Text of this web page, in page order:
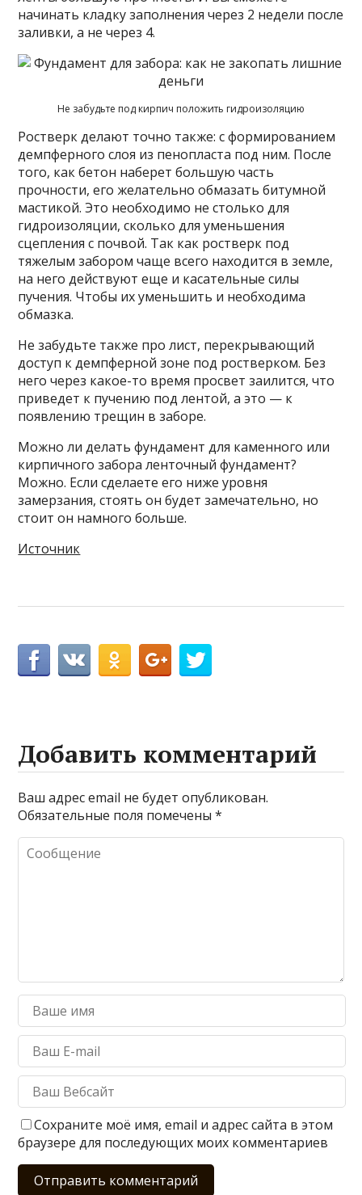
начинать кладку заполнения через 2 недели после
заливки, а не через 4.
Не забудьте под кирпич положить гидроизоляцию
Ростверк делают точно также: с формированием
демпферного слоя из пенопласта под ним. После
того, как бетон наберет большую часть
прочности, его желательно обмазать битумной
мастикой. Это необходимо не столько для
гидроизоляции, сколько для уменьшения
сцепления с почвой. Так как ростверк под
тяжелым забором чаще всего находится в земле,
на него действуют еще и касательные силы
пучения. Чтобы их уменьшить и необходима
обмазка.
Не забудьте также про лист, перекрывающий
доступ к демпферной зоне под ростверком. Без
него через какое-то время просвет заилится, что
приведет к пучению под лентой, а это — к
появлению трещин в заборе.
Можно ли делать фундамент для каменного или
кирпичного забора ленточный фундамент?
Можно. Если сделаете его ниже уровня
замерзания, стоять он будет замечательно, но
стоит он намного больше.
Источник
Добавить комментарий
Ваш адрес email не будет опубликован.
Обязательные поля помечены*
Сохраните моё имя, email и адрес сайта в этом
браузере для последующих моих комментариев